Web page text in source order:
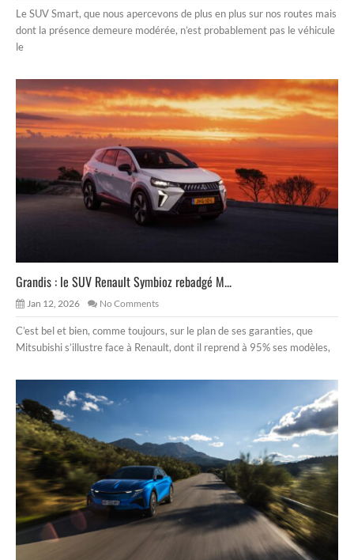
Le SUV Smart, que nous apercevons de plus en plus sur nos routes mais
dont la présence demeure modérée, n’est probablement pas le véhicule
le
Grandis : le SUV Renault Symbioz rebadgé M...
Jan 12, 2026 No Comments
C’est bel et bien, comme toujours, sur le plan de ses garanties, que
Mitsubishi s’illustre face à Renault, dont il reprend à 95% ses modèles,